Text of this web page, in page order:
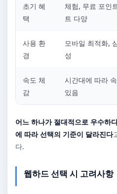
초기 혜
택
체험, 무료 포인
트 다양
사용 환
경
모바일 최적화,
성
속도 체
감
시간대에 따라
있음
어느 하나가 절대적으로 우수하
에 따라 선택의 기준이 달라진다
다.
웹하드 선택 시 고려사항